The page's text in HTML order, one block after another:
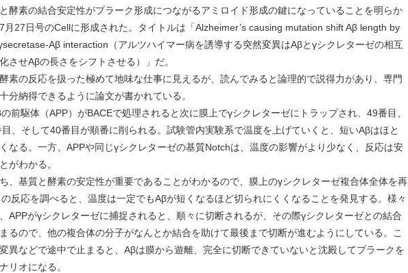
酵素の結合安定性がプラーク形成につながるアミロイド形成の鍵になっていることを明らか
月27日号のCellに形成された。タイトルは「Alzheimer’s causing mutation shift Aβ length by
Aβ interaction（アルツハイマー病を誘導する突然変異はAβとγシクレターゼの相互
させAβの長さをシフトさせる）」だ。
反応を扱った極めて地味な仕事に見えるが、読んでみると論理的で説得力があり、専門
分納得できるように論文が書かれている。
体（APP）がBACEで処理されると次に膜上でγシクレターゼにトラップされ、49番目、
、そして40番目が順番に削られる。試験管内実験系で温度を上げていくと、短いAβはほと
なる。一方、APPや同じγシクレターゼの基質Notchは、温度の影響がより少なく、反応は安
がわかる。
質と酵素の安定性が重要であることがわかるので、膜上のγシクレターゼ複合体全体を再
反応を調べると、温度は一定でもAβが短くなるほど切られにくくなることを発見する。様々
APPがγシクレターゼに捕捉されると、順々に切断されるが、その際γシクレターゼとの結合
るので、他の複合体の分子がなんとか結合を助けて最後まで切断が進むようにしている。こ
異などで途中で止まると、Aβは膜から遊離、完全に切断できていないと沈殿してプラークを
リオになる。